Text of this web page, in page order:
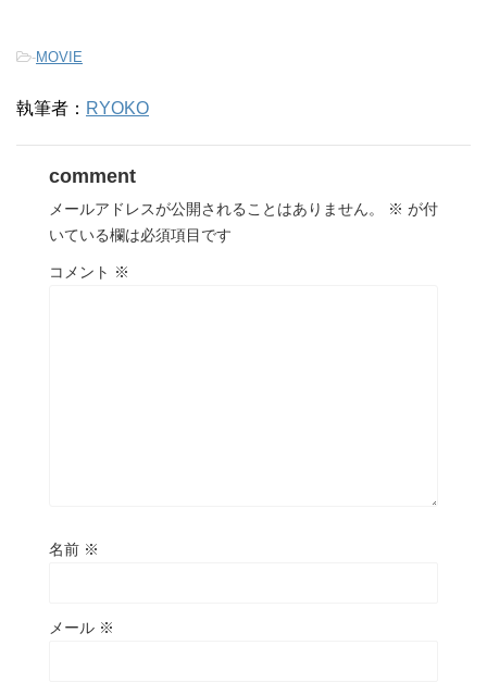
-MOVIE
執筆者： RYOKO
comment
メールアドレスが公開されることはありません。 ※ が付
いている欄は必須項目です
コメント ※
名前 ※
メール ※